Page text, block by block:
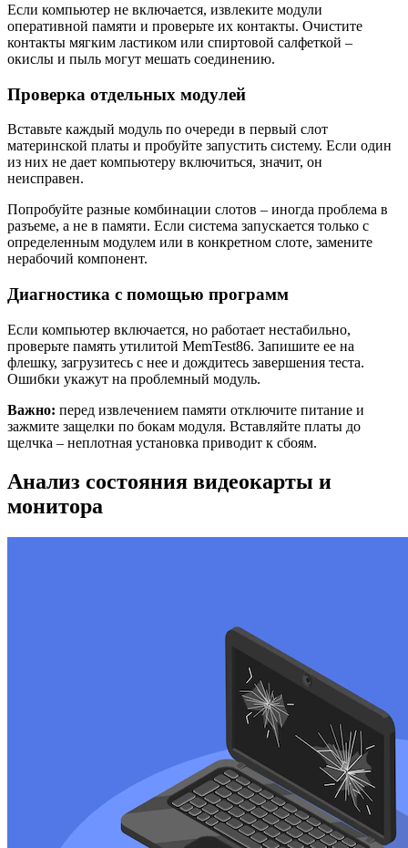
Если компьютер не включается, извлеките модули
оперативной памяти и проверьте их контакты. Очистите
контакты мягким ластиком или спиртовой салфеткой –
окислы и пыль могут мешать соединению.
Проверка отдельных модулей
Вставьте каждый модуль по очереди в первый слот
материнской платы и пробуйте запустить систему. Если один
из них не дает компьютеру включиться, значит, он
неисправен.
Попробуйте разные комбинации слотов – иногда проблема в
разъеме, а не в памяти. Если система запускается только с
определенным модулем или в конкретном слоте, замените
нерабочий компонент.
Диагностика с помощью программ
Если компьютер включается, но работает нестабильно,
проверьте память утилитой MemTest86. Запишите ее на
флешку, загрузитесь с нее и дождитесь завершения теста.
Ошибки укажут на проблемный модуль.
Важно: перед извлечением памяти отключите питание и
зажмите защелки по бокам модуля. Вставляйте платы до
щелчка – неплотная установка приводит к сбоям.
Анализ состояния видеокарты и
монитора